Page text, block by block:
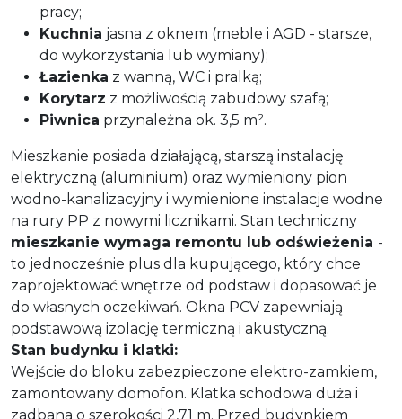
pracy;
Kuchnia jasna z oknem (meble i AGD - starsze,
do wykorzystania lub wymiany);
Łazienka z wanną, WC i pralką;
Korytarz z możliwością zabudowy szafą;
Piwnica przynależna ok. 3,5 m².
Mieszkanie posiada działającą, starszą instalację
elektryczną (aluminium) oraz wymieniony pion
wodno-kanalizacyjny i wymienione instalacje wodne
na rury PP z nowymi licznikami. Stan techniczny
mieszkanie wymaga remontu lub odświeżenia -
to jednocześnie plus dla kupującego, który chce
zaprojektować wnętrze od podstaw i dopasować je
do własnych oczekiwań. Okna PCV zapewniają
podstawową izolację termiczną i akustyczną.
Stan budynku i klatki:
Wejście do bloku zabezpieczone elektro-zamkiem,
zamontowany domofon. Klatka schodowa duża i
zadbana o szerokości 2,71 m. Przed budynkiem